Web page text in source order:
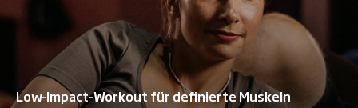
Low-Impact-Workout für definierte Muskeln